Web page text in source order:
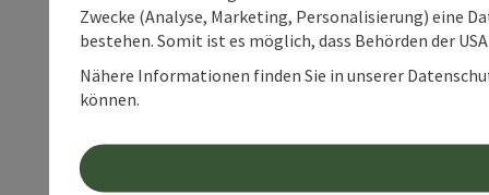
Zwecke (Analyse, Marketing, Personalisierung) eine
bestehen. Somit ist es möglich, dass Behörden der
Nähere Informationen finden Sie in unserer
können.